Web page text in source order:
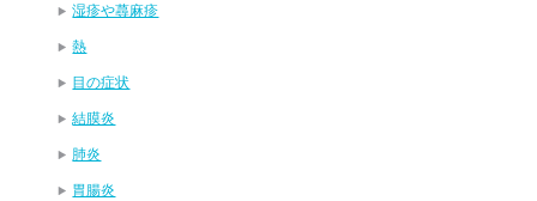
湿疹や蕁麻疹
熱
目の症状
結膜炎
肺炎
胃腸炎